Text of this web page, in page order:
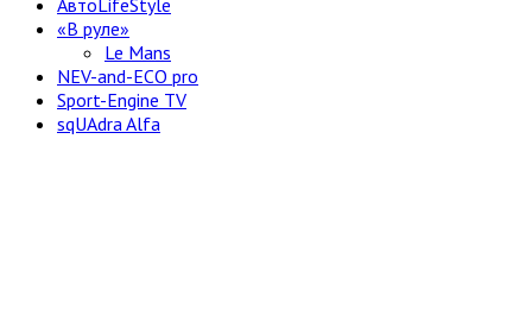
«В руле»
Le Mans
NEV-and-ECO pro
Sport-Engine TV
sqUAdra Alfa